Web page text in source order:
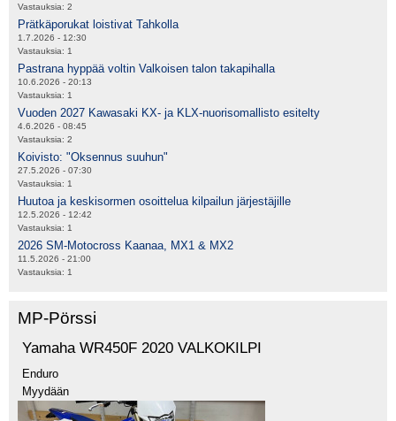
Vastauksia: 2
Prätkäporukat loistivat Tahkolla
1.7.2026 - 12:30
Vastauksia: 1
Pastrana hyppää voltin Valkoisen talon takapihalla
10.6.2026 - 20:13
Vastauksia: 1
Vuoden 2027 Kawasaki KX- ja KLX-nuorisomallisto esitelty
4.6.2026 - 08:45
Vastauksia: 2
Koivisto: "Oksennus suuhun"
27.5.2026 - 07:30
Vastauksia: 1
Huutoa ja keskisormen osoittelua kilpailun järjestäjille
12.5.2026 - 12:42
Vastauksia: 1
2026 SM-Motocross Kaanaa, MX1 & MX2
11.5.2026 - 21:00
Vastauksia: 1
MP-Pörssi
Yamaha WR450F 2020 VALKOKILPI
Enduro
Myydään